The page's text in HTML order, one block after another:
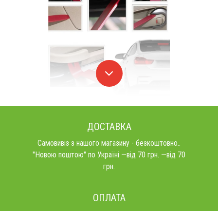
ДОСТАВКА
Самовивіз з нашого магазину - безкоштовно..
"Новою поштою" по Україні —від 70 грн. —від 70
грн.
ОПЛАТА